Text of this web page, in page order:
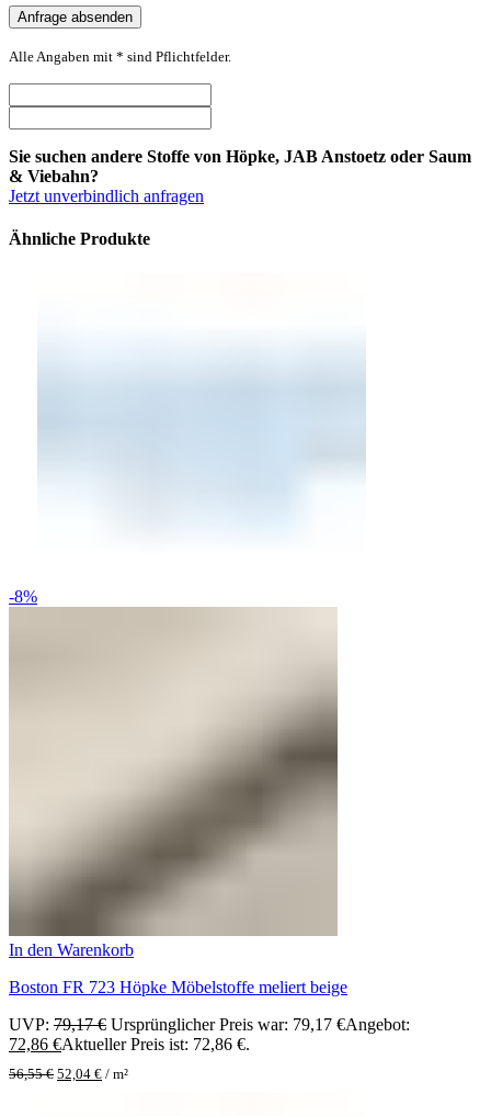
Alle Angaben mit * sind Pflichtfelder.
Sie suchen andere Stoffe von Höpke, JAB Anstoetz oder Saum
& Viebahn?
Jetzt unverbindlich anfragen
Ähnliche Produkte
-8%
In den Warenkorb
Boston FR 723 Höpke Möbelstoffe meliert beige
UVP: 79,17€ Ursprünglicher Preis war: 79,17 €Angebot:
72,86 €Aktueller Preis ist: 72,86 €.
56,55€ 52,04 € / m²